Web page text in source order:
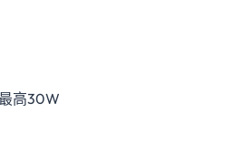
高30W